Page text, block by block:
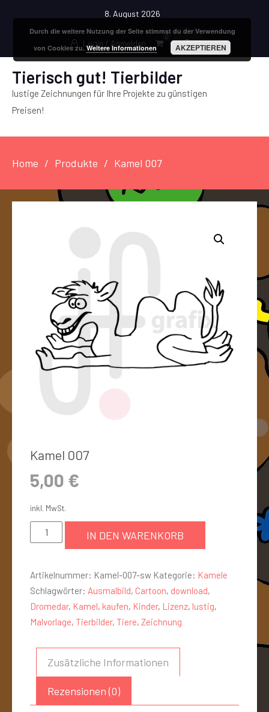
8. August 2026
Login / Anmelden
0
Tierisch gut! Tierbilder
lustige Zeichnungen für Ihre Projekte zu günstigen
Preisen!
Home Produkte Kamel 007
Kamel 007
5,00 €
inkl. MwSt.
IN DEN WARENKORB
Artikelnummer: Kamel-007-sw Kategorie: Kamele
Schlagwörter: Ausmalbild, Cartoon, download,
Dromedar, Kamel, kaufen, Kinder, Lizenz, lustig,
Malvorlage, Tierbilder, Tiere, Zeichnung
Zusätzliche Informationen
Rezensionen (0)
Durch die weitere Nutzung der Seite stimmst du der Verwendung
von Cookies zu.Weitere Informationen AKZEPTIEREN